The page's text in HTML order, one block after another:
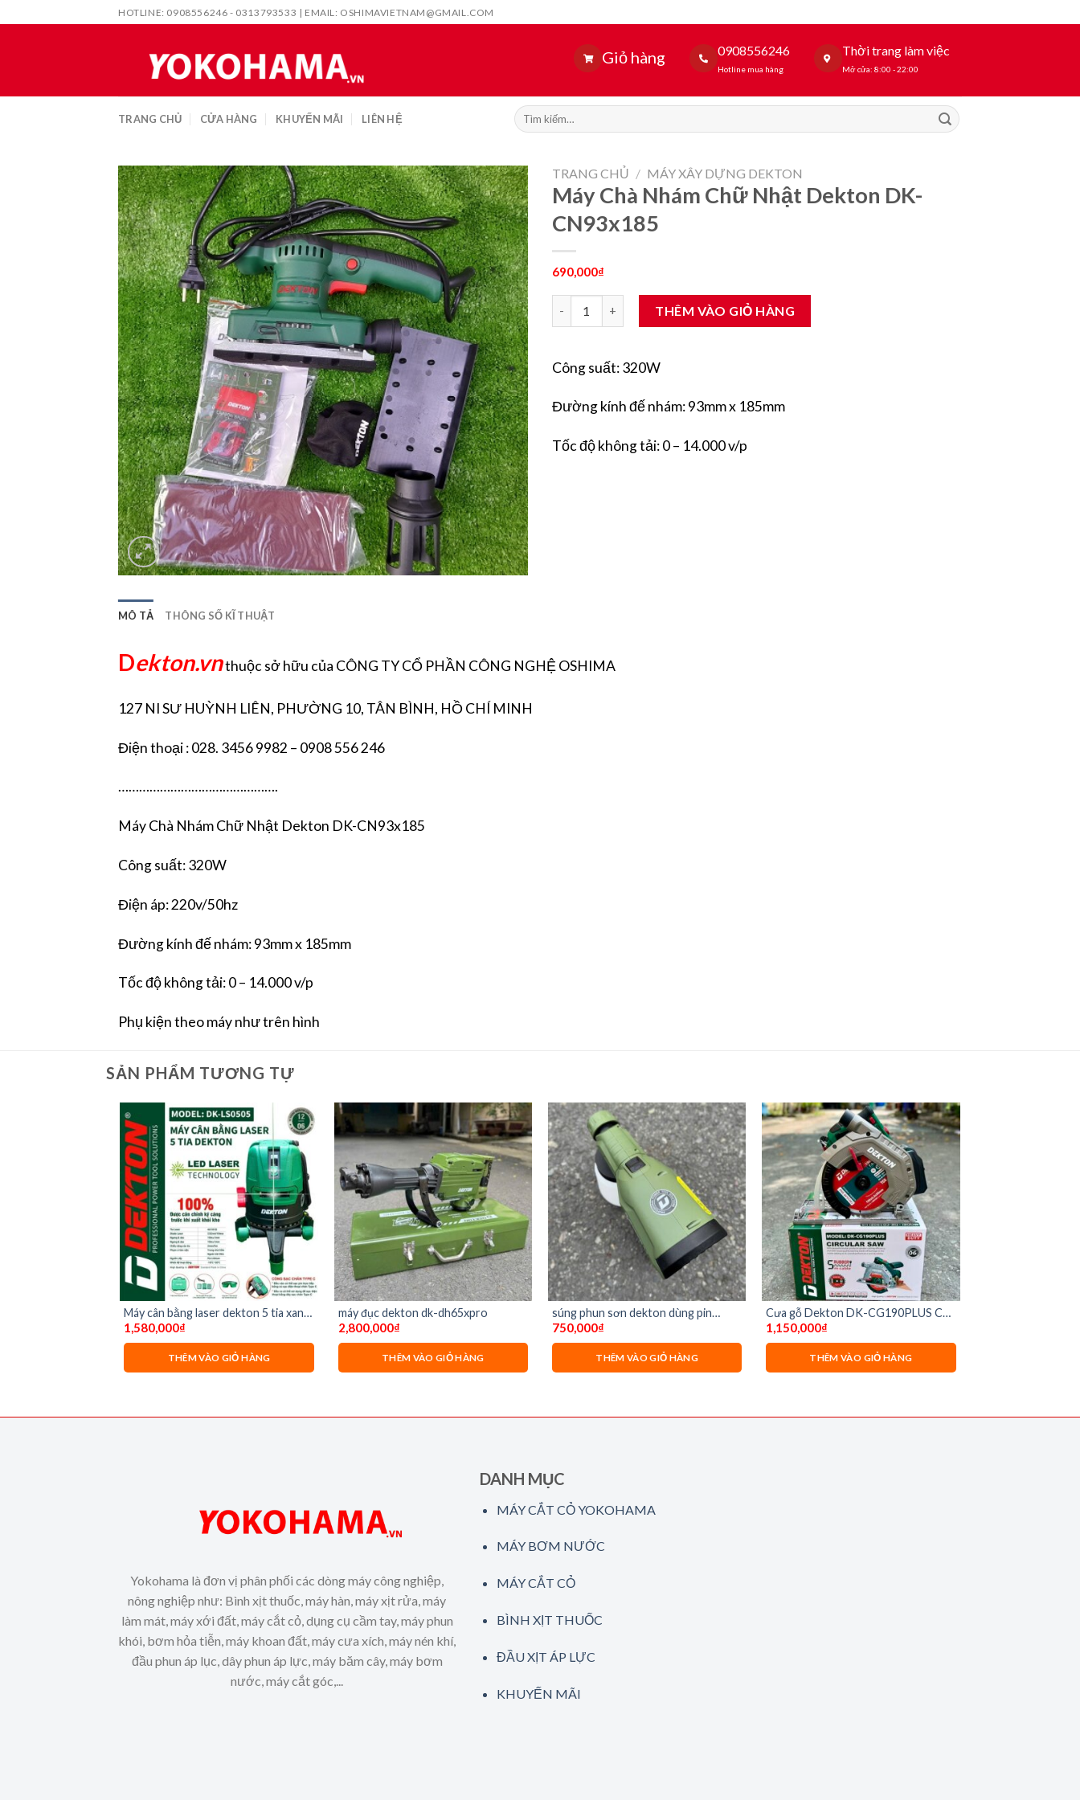
to
HOTLINE: 0908556246 - 0313793533 | EMAIL: OSHIMAVIETNAM@GMAIL.COM
Giỏ hàng 0908556246
Hotline mua hàng
Thời trang làm việc
Mở cửa: 8:00 - 22:00
TRANG CHỦ CỬA HÀNG KHUYẾN MÃI LIÊN HỆ
Tìm
kiếm:
TRANG CHỦ / MÁY XÂY DỰNG DEKTON
Máy Chà Nhám Chữ Nhật Dekton DK-
CN93x185
690,000₫
Máy Chà Nhám Chữ Nhật Dekton DK-CN93x185 số lượng
THÊM VÀO GIỎ HÀNG
Công suất: 320W
Đường kính đế nhám: 93mm x 185mm
Tốc độ không tải: 0 – 14.000 v/p
MÔ TẢ THÔNG SỐ KĨ THUẬT
Dekton.vnthuộc sở hữu của CÔNG TY CỔ PHẦN CÔNG NGHỆ OSHIMA
127 NI SƯ HUỲNH LIÊN, PHƯỜNG 10, TÂN BÌNH, HỒ CHÍ MINH
Điện thoại : 028. 3456 9982 – 0908 556 246
……………………………………….
Máy Chà Nhám Chữ Nhật Dekton DK-CN93x185
Công suất: 320W
Điện áp: 220v/50hz
Đường kính đế nhám: 93mm x 185mm
Tốc độ không tải: 0 – 14.000 v/p
Phụ kiện theo máy như trên hình
SẢN PHẨM TƯƠNG TỰ
Máy cân bằng laser dekton 5 tia xanh
DK-LS0505
1,580,000₫
THÊM VÀO GIỎ HÀNG
máy đục dekton dk-dh65xpro
2,800,000₫
THÊM VÀO GIỎ HÀNG
súng phun sơn dekton dùng pin
sps1000x
750,000₫
THÊM VÀO GIỎ HÀNG
Cưa gỗ Dekton DK-CG190PLUS Có
cắt nghiêng
1,150,000₫
THÊM VÀO GIỎ HÀNG
Yokohama là đơn vị phân phối các dòng máy công nghiệp,
nông nghiệp như: Bình xịt thuốc, máy hàn, máy xịt rửa, máy
làm mát, máy xới đất, máy cắt cỏ, dụng cụ cầm tay, máy phun
khói, bơm hỏa tiễn, máy khoan đất, máy cưa xích, máy nén khí,
đầu phun áp lục, dây phun áp lực, máy băm cây, máy bơm
nước, máy cắt góc,...
DANH MỤC
MÁY CẮT CỎ YOKOHAMA
MÁY BƠM NƯỚC
MÁY CẮT CỎ
BÌNH XỊT THUỐC
ĐẦU XỊT ÁP LỰC
KHUYẾN MÃI